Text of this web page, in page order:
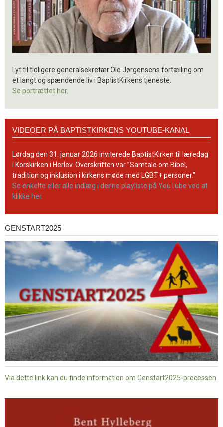
Lyt til tidligere generalsekretær Ole Jørgensens fortælling om
et langt og spændende liv i BaptistKirkens tjeneste.
Se portrættet her.
BaptistKirkens
YouTube-
kanal
VIDEOER PÅ BAPTISTKIRKENS YOUTUBE-KANAL
Lørdag den 31. januar 2026 inviterede BaptistKirken til læredag
i Korskirken i Herlev. Overskriften var ”Samtale om Bibel,
tradition og inklusion i kirkens møde med LGBT+ personer.”
Se enkelte eller alle indlæg i denne playliste på YouTube ved at
klikke her.
Genstart2025
GENSTART2025
Via dette link kan du finde information om Genstart2025-processen.